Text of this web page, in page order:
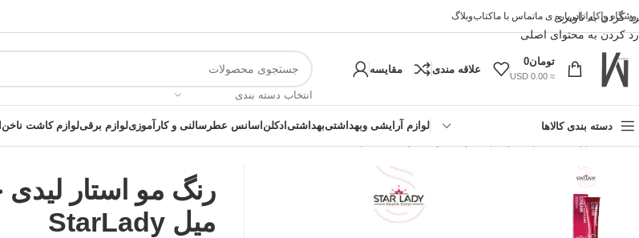
رد کردن به ناوبری
رد کردن به محتوای اصلی
واکارانادرباره ی ماتماس با ماکتابوبلاگ
تومان0
≈ 0.00 USD
علاقه مندی مقایسه
انتخاب دسته بندی
دسته بندی کالاها لوازم آرایشی وبهداشتیبهداشتی ادکلن اسانس عطر سالنی و کارآموزیلوازم برقیلوازم کاشت ناخن
میل StarLady